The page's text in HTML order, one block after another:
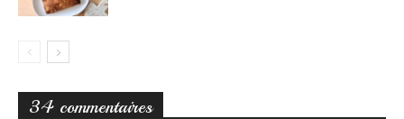
34 commentaires